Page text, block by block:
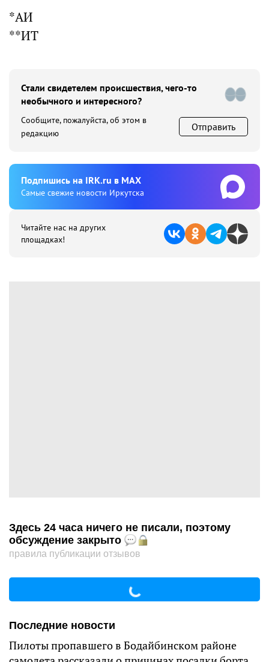
*АИ
**ИТ
Стали свидетелем происшествия, чего-то
необычного и интересного?
Сообщите, пожалуйста, об этом в
редакцию
Отправить
Подпишиcь на IRK.ru в MAX
Cамые свежие новости Иркутска
Читайте нас на других
площадках!
Здесь 24 часа ничего не писали, поэтому
обсуждение закрыто
правила публикации отзывов
Последние новости
Пилоты пропавшего в Бодайбинском районе